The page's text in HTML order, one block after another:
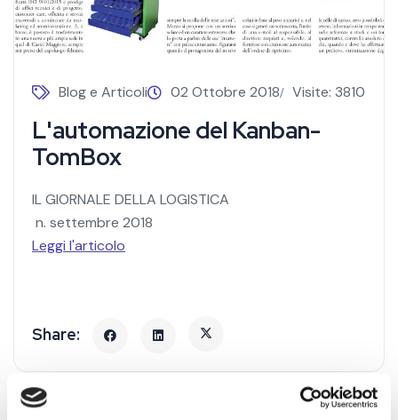
L'automazione del Kanban-
TomBox
Blog e Articoli 02 Ottobre 2018 Visite: 3810
IL GIORNALE DELLA LOGISTICA
n. settembre 2018
Leggi l'articolo